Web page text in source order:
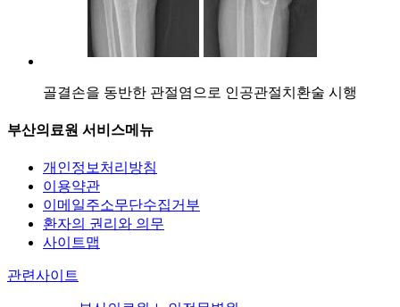
골결손을 동반한 관절염으로 인공관절치환술 시행
부산의료원 서비스메뉴
개인정보처리방침
이용약관
이메일주소무단수집거부
환자의 권리와 의무
사이트맵
관련사이트